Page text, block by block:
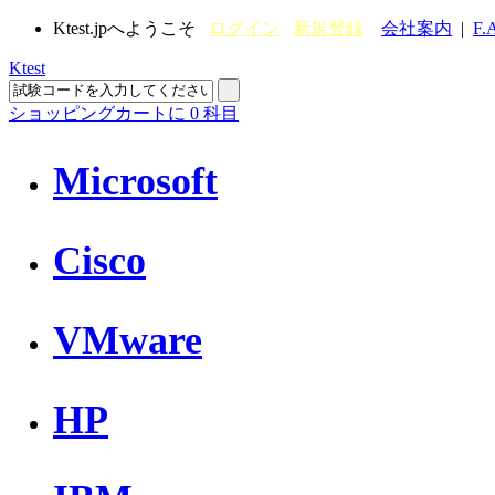
Ktest.jpへようこそ ログイン 新規登録 会社案内 |
Ktest
ショッピングカートに 0 科目
Microsoft
Cisco
VMware
HP